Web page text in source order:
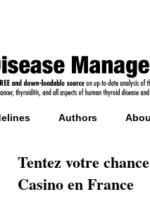
Authors
Tentez votre
Casino en France